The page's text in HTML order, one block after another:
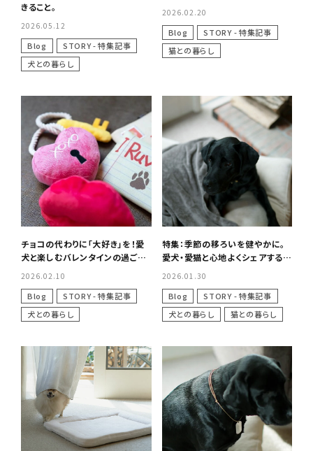
きること。
2026.05.12
Blog
STORY - 特集記事
犬との暮らし
2026.02.20
Blog
STORY - 特集記事
猫との暮らし
チョコの代わりに「大好き」を！愛
犬と楽しむバレンタインの過ごし
2026.02.10
Blog
STORY - 特集記事
犬との暮らし
特集：季節の移ろいを健やかに。
愛犬・愛猫と心地よくシェアする暮
2026.01.30
Blog
STORY - 特集記事
犬との暮らし
猫との暮らし